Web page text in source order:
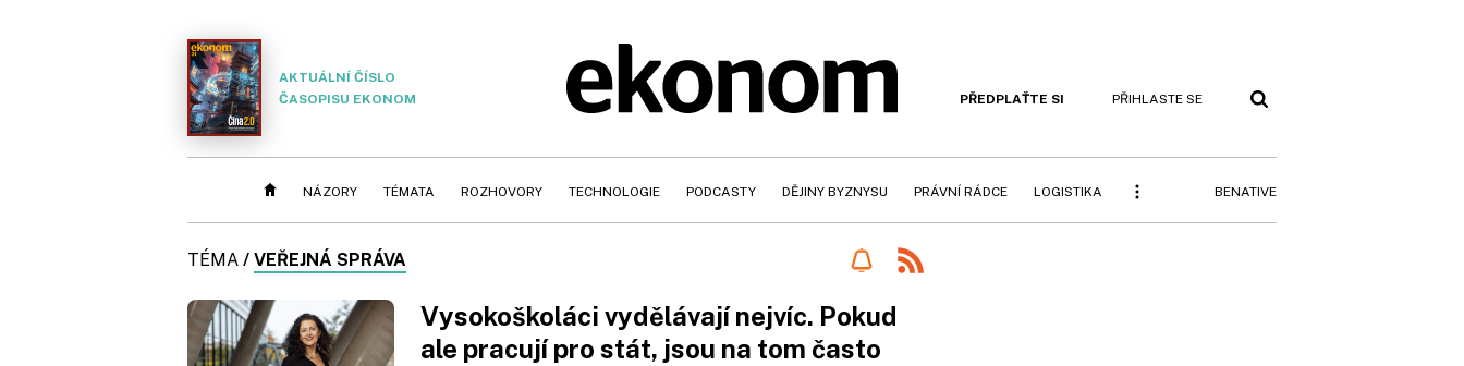
AKTUÁLNÍ ČÍSLO
ČASOPISU EKONOM
PŘEDPLAŤTE SI PŘIHLASTE SE
NÁZORY TÉMATA ROZHOVORY TECHNOLOGIE PODCASTY DĚJINY BYZNYSU PRÁVNÍ RÁDCE LOGISTIKA BENATIVE
TÉMA / VEŘEJNÁ SPRÁVA
Vysokoškoláci vydělávají nejvíc. Pokud
ale pracují pro stát, jsou na tom často